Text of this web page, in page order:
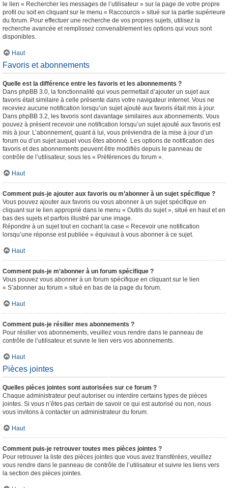
le lien « Rechercher les messages de l’utilisateur » sur la page de votre propre
profil ou soit en cliquant sur le menu « Raccourcis » situé sur la partie supérieure
du forum. Pour effectuer une recherche de vos propres sujets, utilisez la
recherche avancée et remplissez convenablement les options qui vous sont
disponibles.
Haut
Favoris et abonnements
Quelle est la différence entre les favoris et les abonnements ?
Dans phpBB 3.0, la fonctionnalité qui vous permettait d’ajouter un sujet aux
favoris était similaire à celle présente dans votre navigateur internet. Vous ne
receviez aucune notification lorsqu’un sujet ajouté aux favoris était mis à jour.
Dans phpBB 3.2, les favoris sont davantage similaires aux abonnements. Vous
pouvez à présent recevoir une notification lorsqu’un sujet ajouté aux favoris est
mis à jour. L’abonnement, quant à lui, vous préviendra de la mise à jour d’un
forum ou d’un sujet auquel vous êtes abonné. Les options de notification des
favoris et des abonnements peuvent être modifiés depuis le panneau de
contrôle de l’utilisateur, sous les « Préférences du forum ».
Haut
Comment puis-je ajouter aux favoris ou m’abonner à un sujet spécifique ?
Vous pouvez ajouter aux favoris ou vous abonner à un sujet spécifique en
cliquant sur le lien approprié dans le menu « Outils du sujet », situé en haut et en
bas des sujets et parfois illustré par une image.
Répondre à un sujet tout en cochant la case « Recevoir une notification
lorsqu’une réponse est publiée » équivaut à vous abonner à ce sujet.
Haut
Comment puis-je m’abonner à un forum spécifique ?
Vous pouvez vous abonner à un forum spécifique en cliquant sur le lien
« S’abonner au forum » situé en bas de la page du forum.
Haut
Comment puis-je résilier mes abonnements ?
Pour résilier vos abonnements, veuillez vous rendre dans le panneau de
contrôle de l’utilisateur et suivre le lien vers vos abonnements.
Haut
Pièces jointes
Quelles pièces jointes sont autorisées sur ce forum ?
Chaque administrateur peut autoriser ou interdire certains types de pièces
jointes. Si vous n’êtes pas certain de savoir ce qui est autorisé ou non, nous
vous invitons à contacter un administrateur du forum.
Haut
Comment puis-je retrouver toutes mes pièces jointes ?
Pour retrouver la liste des pièces jointes que vous avez transférées, veuillez
vous rendre dans le panneau de contrôle de l’utilisateur et suivre les liens vers
la section des pièces jointes.